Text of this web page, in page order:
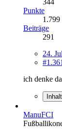
Punkte
1.799
Beiträge
291
24.
#1.361
ich denke
ManuFCI